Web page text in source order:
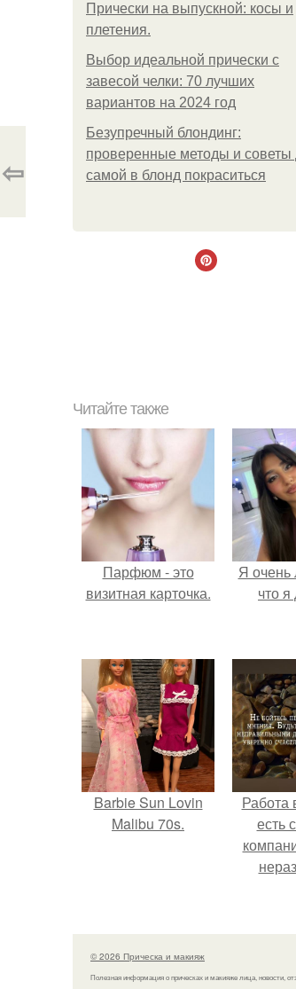
Прически на выпускной: косы и
плетения.
Выбор идеальной прически с
завесой челки: 70 лучших
вариантов на 2024 год
Безупречный блондинг:
проверенные методы и советы
самой в блонд покраситься
⇦
Читайте также
Парфюм - это
визитная карточка.
Я очень
что
Barbie Sun Lovin
Malibu 70s.
Работа
есть
своей
© 2026 Прическа и макияж
Полезная информация о прическах и макияже лица, новости,